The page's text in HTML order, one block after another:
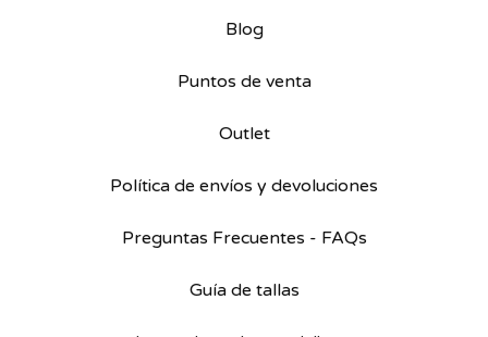
Blog
Puntos de venta
Outlet
Política de envíos y devoluciones
Preguntas Frecuentes - FAQs
Guía de tallas